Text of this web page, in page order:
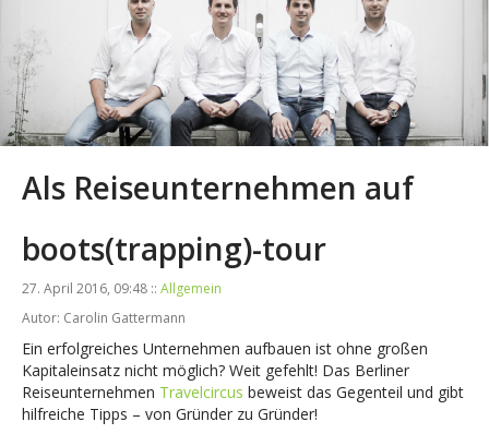
Als Reiseunternehmen auf
boots(trapping)-tour
27. April 2016, 09:48 :: Allgemein
Autor: Carolin Gattermann
Ein erfolgreiches Unternehmen aufbauen ist ohne großen
Kapitaleinsatz nicht möglich? Weit gefehlt! Das Berliner
Reiseunternehmen Travelcircus beweist das Gegenteil und gibt
hilfreiche Tipps – von Gründer zu Gründer!